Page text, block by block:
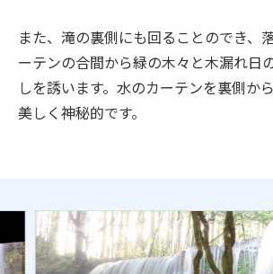
また、滝の裏側にも回ることのでき、
ーテンの合間から緑の木々と木漏れ日
しを誘います。水のカーテンを裏側か
美しく神秘的です。